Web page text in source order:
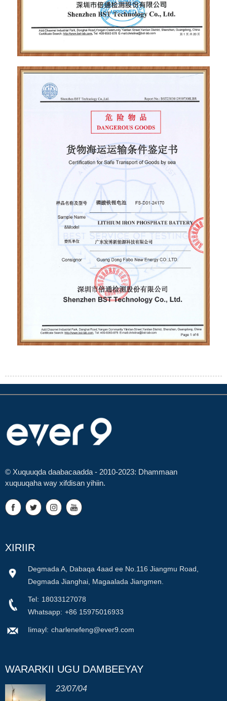
© Xuquuqda daabacaadda - 2010-2023: Dhammaan
xuquuqaha way xifdisan yihiin.
XIRIIR
Degmada A, Dabaqa 4aad ee No.116 Jiangmu Road,
Degmada Jianghai, Magaalada Jiangmen.
Tel: 18033127078
Whatsapp: +86 15975016933
Iimayl: charlenefeng@ever9.com
WARARKII UGU DAMBEEYAY
23/07/04